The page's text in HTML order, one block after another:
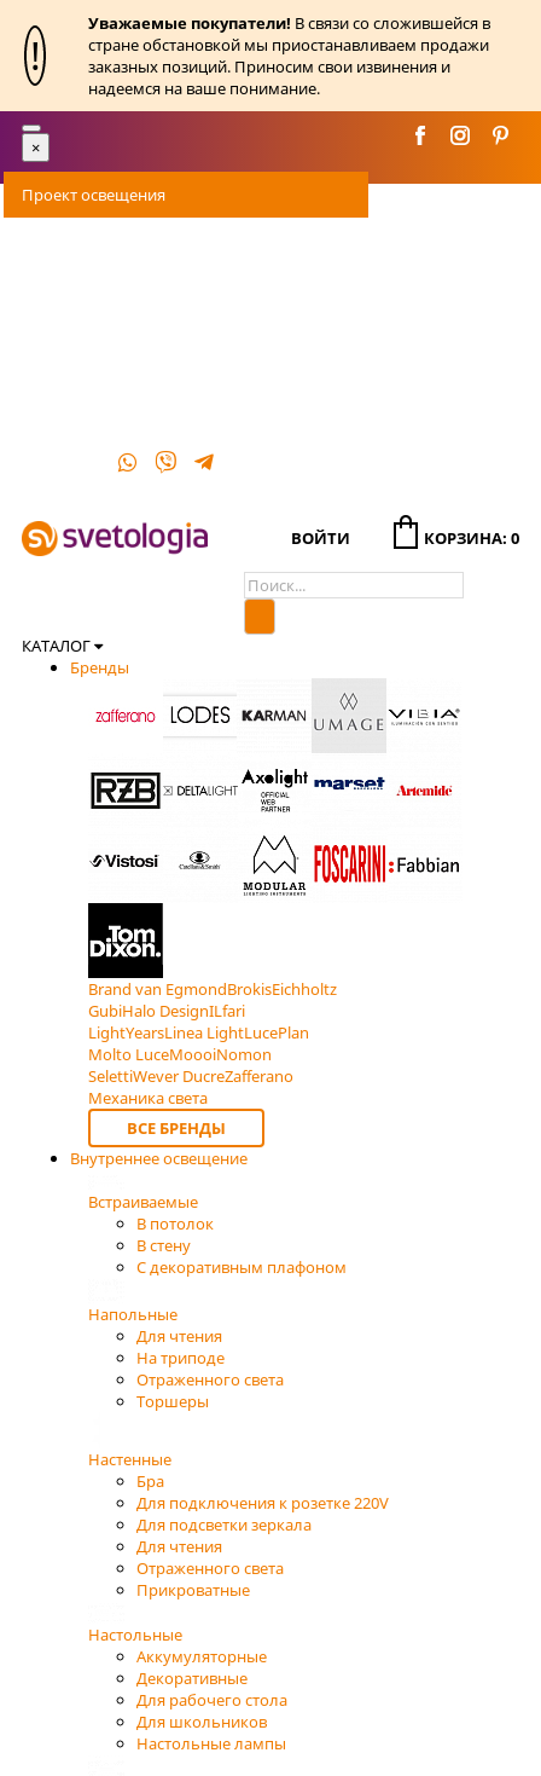
!
Уважаемые покупатели! В связи со сложившейся в
стране обстановкой мы приостанавливаем продажи
заказных позиций. Приносим свои извинения и
надеемся на ваше понимание.
Toggle
navigation
×
Проект освещения
ВОЙТИ КОРЗИНА: 0
КАТАЛОГ
Бренды
Brand van EgmondBrokisEichholtz
GubiHalo DesignILfari
LightYearsLinea LightLucePlan
Molto LuceMoooiNomon
SelettiWever DucreZafferano
Механика света
ВСЕ БРЕНДЫ
Внутреннее освещение
Встраиваемые
В потолок
В стену
С декоративным плафоном
Напольные
Для чтения
На триподе
Отраженного света
Торшеры
Настенные
Бра
Для подключения к розетке 220V
Для подсветки зеркала
Для чтения
Отраженного света
Прикроватные
Настольные
Аккумуляторные
Декоративные
Для рабочего стола
Для школьников
Настольные лампы